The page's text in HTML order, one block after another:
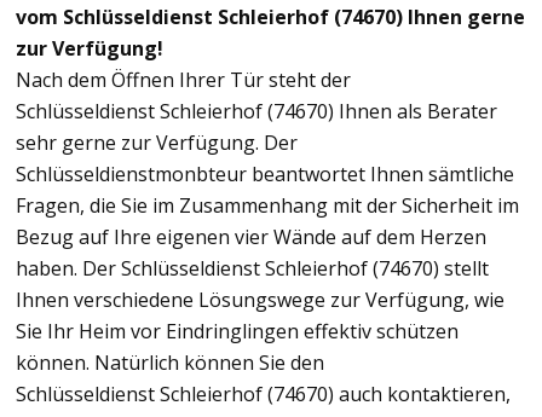
vom Schlüsseldienst Schleierhof (74670) Ihnen gerne
zur Verfügung!
Nach dem Öffnen Ihrer Tür steht der
Schlüsseldienst Schleierhof (74670) Ihnen als Berater
sehr gerne zur Verfügung. Der
Schlüsseldienstmonbteur beantwortet Ihnen sämtliche
Fragen, die Sie im Zusammenhang mit der Sicherheit im
Bezug auf Ihre eigenen vier Wände auf dem Herzen
haben. Der Schlüsseldienst Schleierhof (74670) stellt
Ihnen verschiedene Lösungswege zur Verfügung, wie
Sie Ihr Heim vor Eindringlingen effektiv schützen
können. Natürlich können Sie den
Schlüsseldienst Schleierhof (74670) auch kontaktieren,